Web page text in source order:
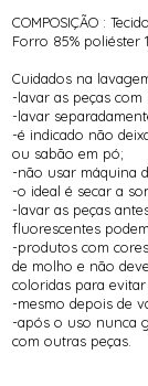
COMPOSIÇÃO :
Forro 85% poliéster
Cuidados na
-lavar as peças
-lavar
-é indicado não
ou sabão em pó;
-não usar máquina
-o ideal é secar a
-lavar as peças
fluorescentes
-produtos com
de molho e não
coloridas para
-mesmo depois de
-após o uso nunca
com outras peças.